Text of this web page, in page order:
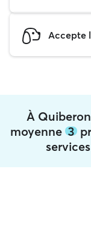
Accepte
À
moyenne 3